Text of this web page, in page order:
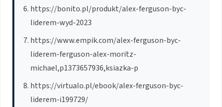
https://bonito.pl/produkt/alex-ferguson-byc-
liderem-wyd-2023
https://www.empik.com/alex-ferguson-byc-
liderem-ferguson-alex-moritz-
michael,p1373657936,ksiazka-p
https://virtualo.pl/ebook/alex-ferguson-byc-
liderem-i199729/